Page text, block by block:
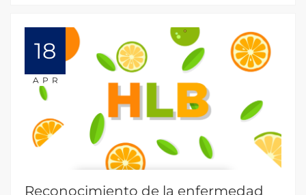
18
APR
Reconocimiento de la enfermedad